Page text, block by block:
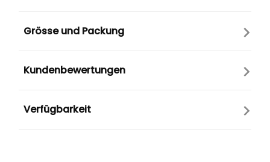
Grösse und Packung
Kundenbewertungen
Verfügbarkeit